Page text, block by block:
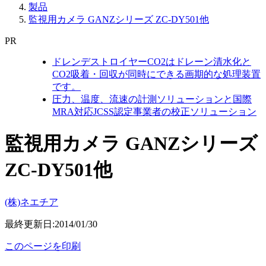
製品
監視用カメラ GANZシリーズ ZC-DY501他
PR
ドレンデストロイヤーCO2はドレーン清水化と
CO2吸着・回収が同時にできる画期的な処理装置
です。
圧力、温度、流速の計測ソリューションと国際
MRA対応JCSS認定事業者の校正ソリューション
監視用カメラ GANZシリーズ
ZC-DY501他
(株)ネエチア
最終更新日:2014/01/30
このページを印刷